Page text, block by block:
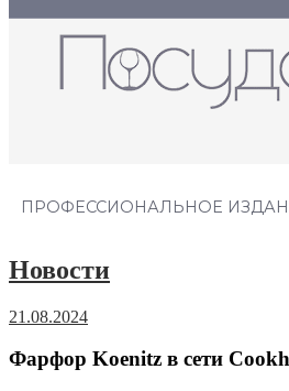
ПРОФЕССИОНАЛЬНОЕ
Новости
21.08.2024
Фарфор Koenitz в сети